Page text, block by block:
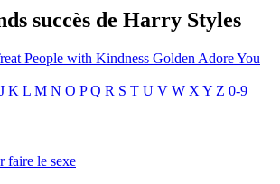
succès de Harry Styles
People with Kindness Golden Adore You
J K L M N O P Q R S T U V W X Y Z 0-9
faire le sexe